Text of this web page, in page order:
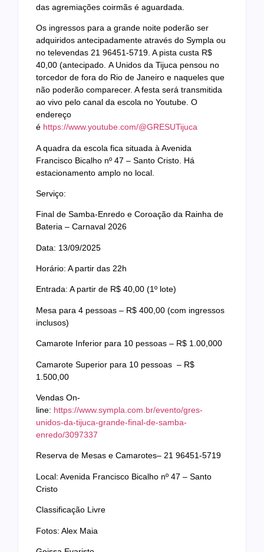
das agremiações coirmãs é aguardada.
Os ingressos para a grande noite poderão ser
adquiridos antecipadamente através do Sympla ou
no televendas 21 96451-5719. A pista custa R$
40,00 (antecipado. A Unidos da Tijuca pensou no
torcedor de fora do Rio de Janeiro e naqueles que
não poderão comparecer. A festa será transmitida
ao vivo pelo canal da escola no Youtube. O
endereço
é https://www.youtube.com/@GRESUTijuca
A quadra da escola fica situada à Avenida
Francisco Bicalho nº 47 – Santo Cristo. Há
estacionamento amplo no local.
Serviço:
Final de Samba-Enredo e Coroação da Rainha de
Bateria – Carnaval 2026
Data: 13/09/2025
Horário: A partir das 22h
Entrada: A partir de R$ 40,00 (1º lote)
Mesa para 4 pessoas – R$ 400,00 (com ingressos
inclusos)
Camarote Inferior para 10 pessoas – R$ 1.00,000
Camarote Superior para 10 pessoas – R$
1.500,00
Vendas On-
line: https://www.sympla.com.br/evento/gres-
unidos-da-tijuca-grande-final-de-samba-
enredo/3097337
Reserva de Mesas e Camarotes– 21 96451-5719
Local: Avenida Francisco Bicalho nº 47 – Santo
Cristo
Classificação Livre
Fotos: Alex Maia